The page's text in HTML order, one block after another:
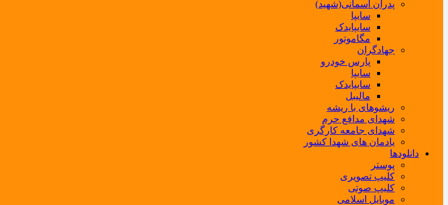
پدران آسمانی(شهید)
سایپا
سایپایدک
مگاموتور
جهادگران
پارس خودرو
سایپا
سایپایدک
مالیبل
ریشوهای با ریشه
شهدای مدافع حرم
شهدای جامعه کارگری
یادمان های شهدا کشور
دانلودها
پوستر
کلیپ تصویری
کلیپ صوتی
موبایل اسلامی